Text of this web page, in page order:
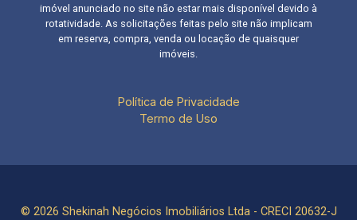
imóvel anunciado no site não estar mais disponível devido à
rotatividade. As solicitações feitas pelo site não implicam
em reserva, compra, venda ou locação de quaisquer
imóveis.
Política de Privacidade
Termo de Uso
© 2026 Shekinah Negócios Imobiliários Ltda - CRECI 20632-J